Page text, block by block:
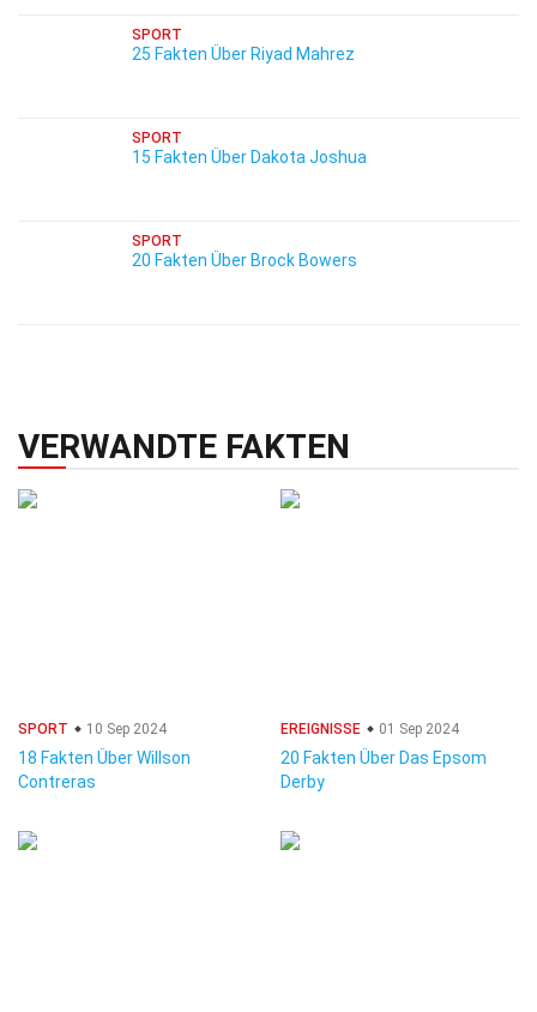
SPORT
25 Fakten Über Riyad Mahrez
SPORT
15 Fakten Über Dakota Joshua
SPORT
20 Fakten Über Brock Bowers
VERWANDTE FAKTEN
SPORT 10 Sep 2024
18 Fakten Über Willson
Contreras
EREIGNISSE 01 Sep 2024
20 Fakten Über Das Epsom
Derby